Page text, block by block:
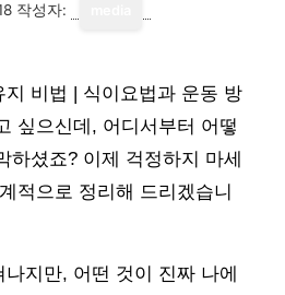
작성자:
비법 | 식이요법과 운동 방
싶으신데, 어디서부터 어떻
하셨죠? 이제 걱정하지 마세
적으로 정리해 드리겠습니
지만, 어떤 것이 진짜 나에